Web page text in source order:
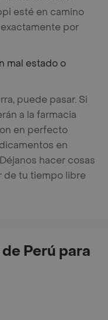
esté en camino
por
mal estado o
puede pasar. Si
a la farmacia
en perfecto
en
hacer cosas
de tu tiempo libre
Perú para